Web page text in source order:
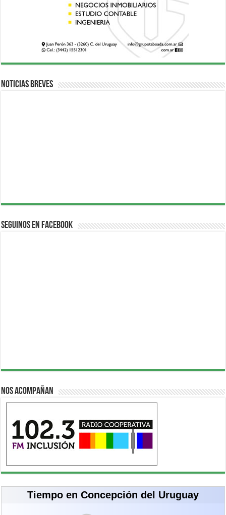
Noticias breves
Seguinos en Facebook
Nos acompañan
Tiempo en Concepción del Uruguay